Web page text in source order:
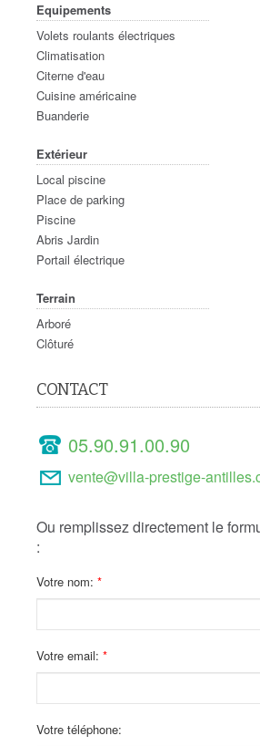
Equipements
Volets roulants électriques
Climatisation
Citerne d'eau
Cuisine américaine
Buanderie
Extérieur
Local piscine
Place de parking
Piscine
Abris Jardin
Portail électrique
Terrain
Arboré
Clôturé
CONTACT
05.90.91.00.90
vente@villa-prestige-
Ou remplissez directement le
:
Votre nom:
Votre email:
Votre téléphone: